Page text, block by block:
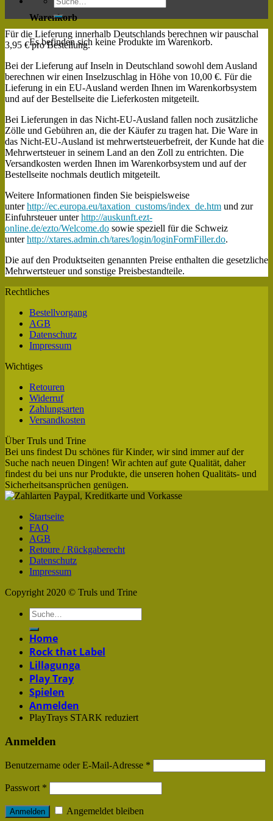
Warenkorb
Es befinden sich keine Produkte im Warenkorb.
Für die Lieferung innerhalb Deutschlands berechnen wir pauschal
3,95 € pro Bestellung.
Bei der Lieferung auf Inseln in Deutschland sowohl dem Ausland
berechnen wir einen Inselzuschlag in Höhe von 10,00 €. Für die
Lieferung in ein EU-Ausland werden Ihnen im Warenkorbsystem
und auf der Bestellseite die Lieferkosten mitgeteilt.
Bei Lieferungen in das Nicht-EU-Ausland fallen noch zusätzliche
Zölle und Gebühren an, die der Käufer zu tragen hat. Die Ware in
das Nicht-EU-Ausland ist mehrwertsteuerbefreit, der Kunde hat die
Mehrwertsteuer in seinem Land an den Zoll zu entrichten. Die
Versandkosten werden Ihnen im Warenkorbsystem und auf der
Bestellseite nochmals deutlich mitgeteilt.
Weitere Informationen finden Sie beispielsweise
unterhttp://ec.europa.eu/taxation_customs/index_de.htm und zur
Einfuhrsteuer unterhttp://auskunft.ezt-
online.de/ezto/Welcome.do sowie speziell für die Schweiz
unterhttp://xtares.admin.ch/tares/login/loginFormFiller.do.
Die auf den Produktseiten genannten Preise enthalten die gesetzliche
Mehrwertsteuer und sonstige Preisbestandteile.
Rechtliches
Bestellvorgang
AGB
Datenschutz
Impressum
Wichtiges
Retouren
Widerruf
Zahlungsarten
Versandkosten
Über Truls und Trine
Bei uns findest Du schönes für Kinder, wir sind immer auf der
Suche nach neuen Dingen! Wir achten auf gute Qualität, daher
findest du bei uns nur Produkte, die unseren hohen Qualitäts- und
Sicherheitsansprüchen genügen.
Startseite
FAQ
AGB
Retoure / Rückgaberecht
Datenschutz
Impressum
Copyright 2020 © Truls und Trine
Home
Rock that Label
Lillagunga
Play Tray
Spielen
Anmelden
PlayTrays STARK reduziert
Anmelden
Benutzername oder E-Mail-Adresse *
Passwort *
Angemeldet bleiben